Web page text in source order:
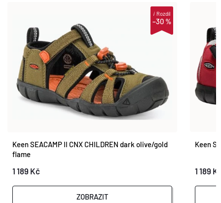
–30 %
iRozdíl
Keen SEACAMP II CNX CHILDREN dark olive/gold
flame
1 189 Kč
ZOBRAZIT
Keen
1 189